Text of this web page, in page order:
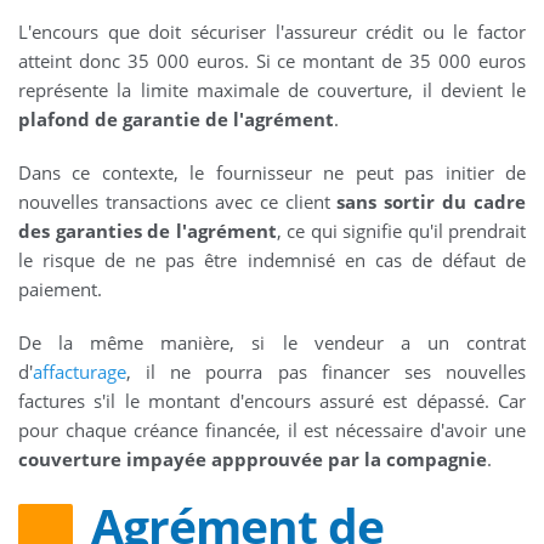
L'encours que doit sécuriser l'assureur crédit ou le factor
atteint donc 35 000 euros. Si ce montant de 35 000 euros
représente la limite maximale de couverture, il devient le
plafond de garantie de l'agrément.
Dans ce contexte, le fournisseur ne peut pas initier de
nouvelles transactions avec ce clientsans sortir du cadre
des garanties de l'agrément, ce qui signifie qu'il prendrait
le risque de ne pas être indemnisé en cas de défaut de
paiement.
De la même manière, si le vendeur a un contrat
d'affacturage, il ne pourra pas financer ses nouvelles
factures s'il le montant d'encours assuré est dépassé. Car
pour chaque créance financée, il est nécessaire d'avoir une
couverture impayée appprouvée par la compagnie.
Agrément de